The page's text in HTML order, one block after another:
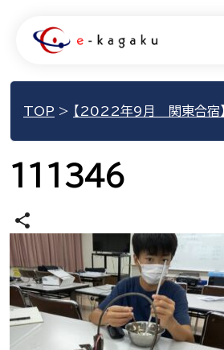
TOP > 【2022年9月 関東合宿】
111346
share